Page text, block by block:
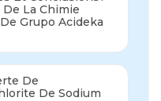
De La Chimie
Grupo Acideka
De
De Sodium